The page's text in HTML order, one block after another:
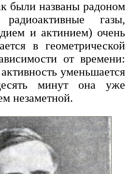
были названы радоном
газы,
и актинием) очень
в геометрической
от времени:
уменьшается
минут она уже
незаметной.